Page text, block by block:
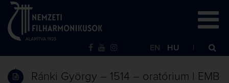
EN HU
Ránki György – 1514 – oratórium | EMB